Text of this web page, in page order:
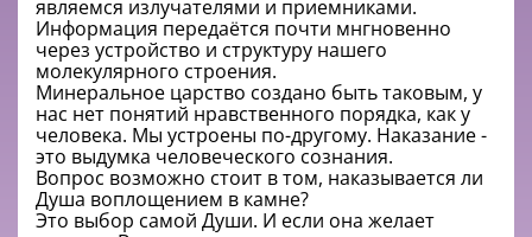
являемся излучателями и приемниками.
Информация передаётся почти мнгновенно
через устройство и структуру нашего
молекулярного строения.
Минеральное царство создано быть таковым, у
нас нет понятий нравственного порядка, как у
человека. Мы устроены по-другому. Наказание -
это выдумка человеческого сознания.
Вопрос возможно стоит в том, наказывается ли
Душа воплощением в камне?
Это выбор самой Души. И если она желает